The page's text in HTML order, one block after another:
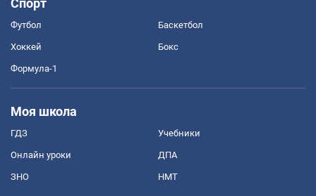
Спорт
Футбол Баскетбол
Хоккей Бокс
Формула-1
Моя школа
ГДЗ Учебники
Онлайн уроки ДПА
ЗНО НМТ